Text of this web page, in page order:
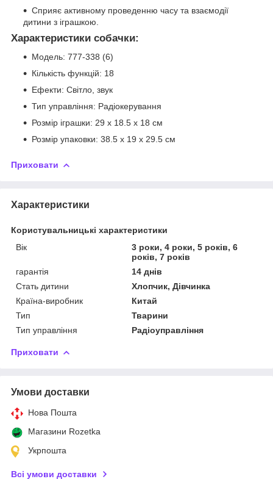
Сприяє активному проведенню часу та взаємодії
дитини з іграшкою.
Характеристики собачки:
Модель: 777-338 (6)
Кількість функцій: 18
Ефекти: Світло, звук
Тип управління: Радіокерування
Розмір іграшки: 29 x 18.5 x 18 см
Розмір упаковки: 38.5 x 19 x 29.5 см
Приховати
Характеристики
Користувальницькі характеристики
Вік
3 роки, 4 роки, 5 років, 6
років, 7 років
гарантія
14 днів
Стать дитини
Хлопчик, Дівчинка
Країна-виробник
Китай
Тип
Тварини
Тип управління
Радіоуправління
Приховати
Умови доставки
Нова Пошта
Магазини Rozetka
Укрпошта
Всі умови доставки